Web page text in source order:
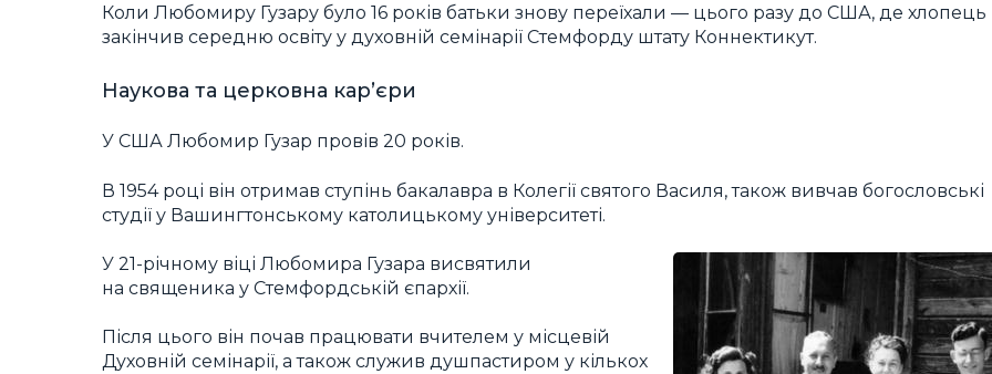
Коли Любомиру Гузару було 16 років батьки знову переїхали — цього разу до США, де хлопець
закінчив середню освіту у духовній семінарії Стемфорду штату Коннектикут.
Наукова та церковна кар’єри
У США Любомир Гузар провів 20 років.
В 1954 році він отримав ступінь бакалавра в Колегії святого Василя, також вивчав богословські
студії у Вашингтонському католицькому університеті.
У 21-річному віці Любомира Гузара висвятили
на священика у Стемфордській єпархії.
Після цього він почав працювати вчителем у місцевій
Духовній семінарії, а також служив душпастиром у кількох